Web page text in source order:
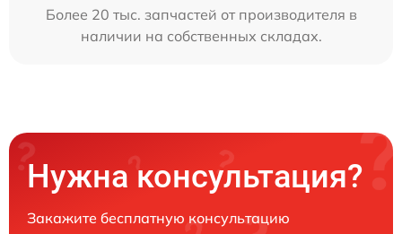
Более 20 тыс. запчастей от производителя в
наличии на собственных складах.
Нужна консультация?
Закажите бесплатную консультацию